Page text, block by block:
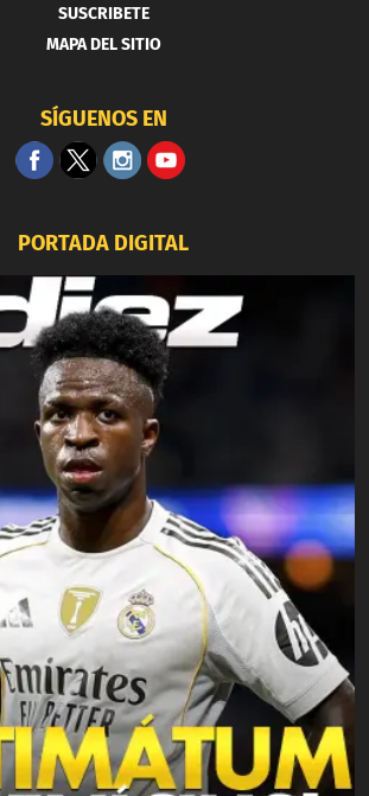
SUSCRIBETE
MAPA DEL SITIO
SÍGUENOS EN
PORTADA DIGITAL